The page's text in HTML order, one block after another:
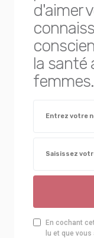
d'aimer
la santé
femmes.
En cochant
lu et que